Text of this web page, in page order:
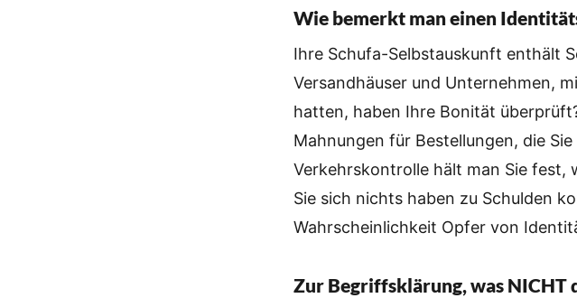
Wie bemerkt man einen
Ihre Schufa-Selbstauskunft enthält
Versandhäuser und Unternehmen,
hatten, haben Ihre Bonität
Mahnungen für Bestellungen, die
Verkehrskontrolle hält man Sie fest,
Sie sich nichts haben zu Schulden
Wahrscheinlichkeit Opfer von
Zur Begriffsklärung, was NICHT